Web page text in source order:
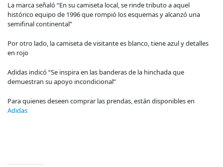
La marca señaló “En su camiseta local, se rinde tributo a aquel
histórico equipo de 1996 que rompió los esquemas y alcanzó una
semifinal continental”
Por otro lado, la camiseta de visitante es blanco, tiene azul y detalles
en rojo
Adidas indicó “Se inspira en las banderas de la hinchada que
demuestran su apoyo incondicional”
Para quienes deseen comprar las prendas, están disponibles en
Adidas